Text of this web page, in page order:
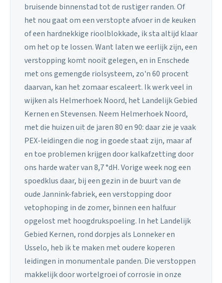
bruisende binnenstad tot de rustiger randen. Of
het nou gaat om een verstopte afvoer in de keuken
of een hardnekkige rioolblokkade, ik sta altijd klaar
om het op te lossen. Want laten we eerlijk zijn, een
verstopping komt nooit gelegen, en in Enschede
met ons gemengde riolsysteem, zo'n 60 procent
daarvan, kan het zomaar escaleert. Ik werk veel in
wijken als Helmerhoek Noord, het Landelijk Gebied
Kernen en Stevensen. Neem Helmerhoek Noord,
met die huizen uit de jaren 80 en 90: daar zie je vaak
PEX-leidingen die nog in goede staat zijn, maar af
en toe problemen krijgen door kalkafzetting door
ons harde water van 8,7 °dH. Vorige week nog een
spoedklus daar, bij een gezin in de buurt van de
oude Jannink-fabriek, een verstopping door
vetophoping in de zomer, binnen een halfuur
opgelost met hoogdrukspoeling. In het Landelijk
Gebied Kernen, rond dorpjes als Lonneker en
Usselo, heb ik te maken met oudere koperen
leidingen in monumentale panden. Die verstoppen
makkelijk door wortelgroei of corrosie in onze